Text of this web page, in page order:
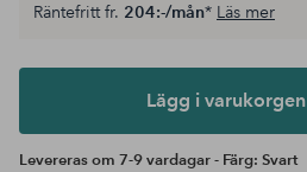
Lägg i
Räntefritt fr. 204:-/mån* Läs mer
Lägg i varukorgen
Levereras om 7-9 vardagar - Färg: Svart